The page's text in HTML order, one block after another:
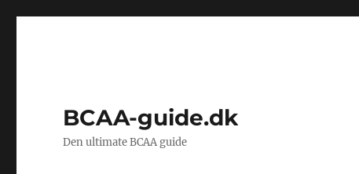
BCAA-guide.dk
Den ultimate BCAA guide